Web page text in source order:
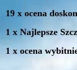
19 x ocena
1 x Najlepsze
1 x ocena